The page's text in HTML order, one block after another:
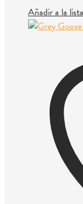
Añadir a la